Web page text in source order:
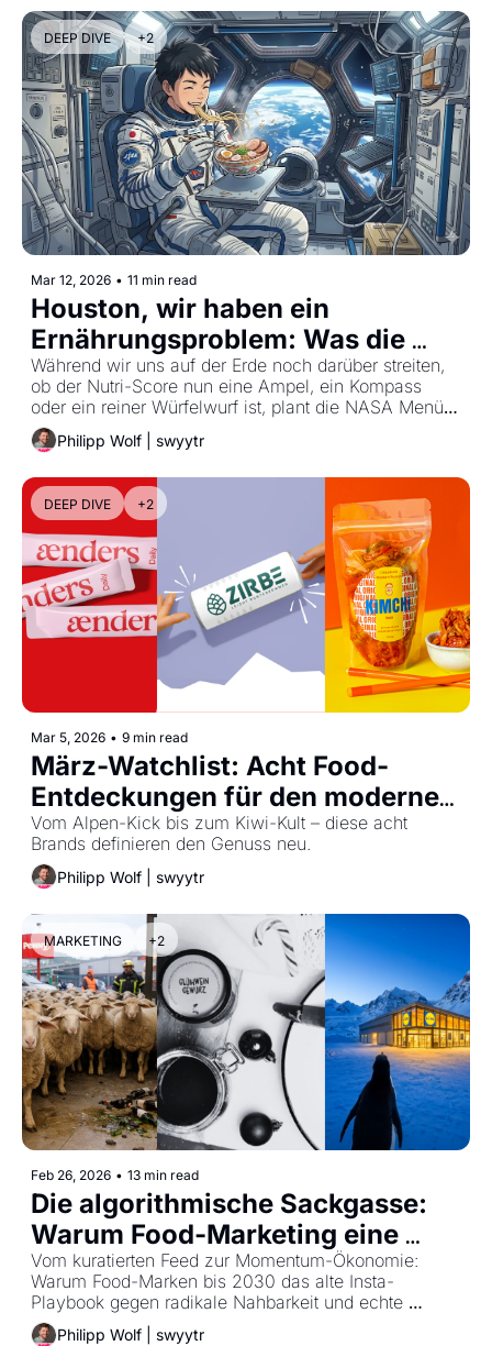
DEEP DIVE +2
Mar 12, 2026 • 11 min read
Houston, wir haben ein
Ernährungsproblem: Was die
Food-Branche von der NASA
lernen muss.
Während wir uns auf der Erde noch darüber streiten,
ob der Nutri-Score nun eine Ampel, ein Kompass
oder ein reiner Würfelwurf ist, plant die NASA Menüs
für den 1.100-Tage-Trip zum Mars. Und wer jetzt an
Astronauten-Nahrung in Tuben und bunte Pillen
Philipp Wolf | swyytr
DEEP DIVE +2
Mar 5, 2026 • 9 min read
März-Watchlist: Acht Food-
Entdeckungen für den modernen
Vorratsschrank
Vom Alpen-Kick bis zum Kiwi-Kult – diese acht
Brands definieren den Genuss neu.
Philipp Wolf | swyytr
MARKETING +2
Feb 26, 2026 • 13 min read
Die algorithmische Sackgasse:
Warum Food-Marketing eine
neue Radikalität braucht
Vom kuratierten Feed zur Momentum-Ökonomie:
Warum Food-Marken bis 2030 das alte Insta-
Playbook gegen radikale Nahbarkeit und echte
Relevanz tauschen müssen.
Philipp Wolf | swyytr